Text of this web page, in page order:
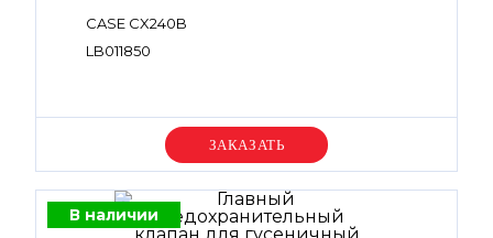
CASE CX240B
LB011850
Уточняйте цену
В наличии